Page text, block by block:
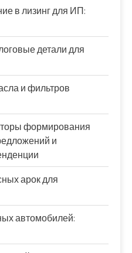
в лизинг для ИП:
детали для
и фильтров
формирования
и
арок для
автомобилей: